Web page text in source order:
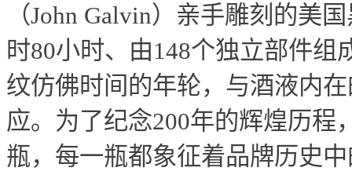
（John Galvin）亲手雕刻的美
时80小时、由148个独立部件组
纹仿佛时间的年轮，与酒液内
应。为了纪念200年的辉煌历程
瓶，每一瓶都象征着品牌历史